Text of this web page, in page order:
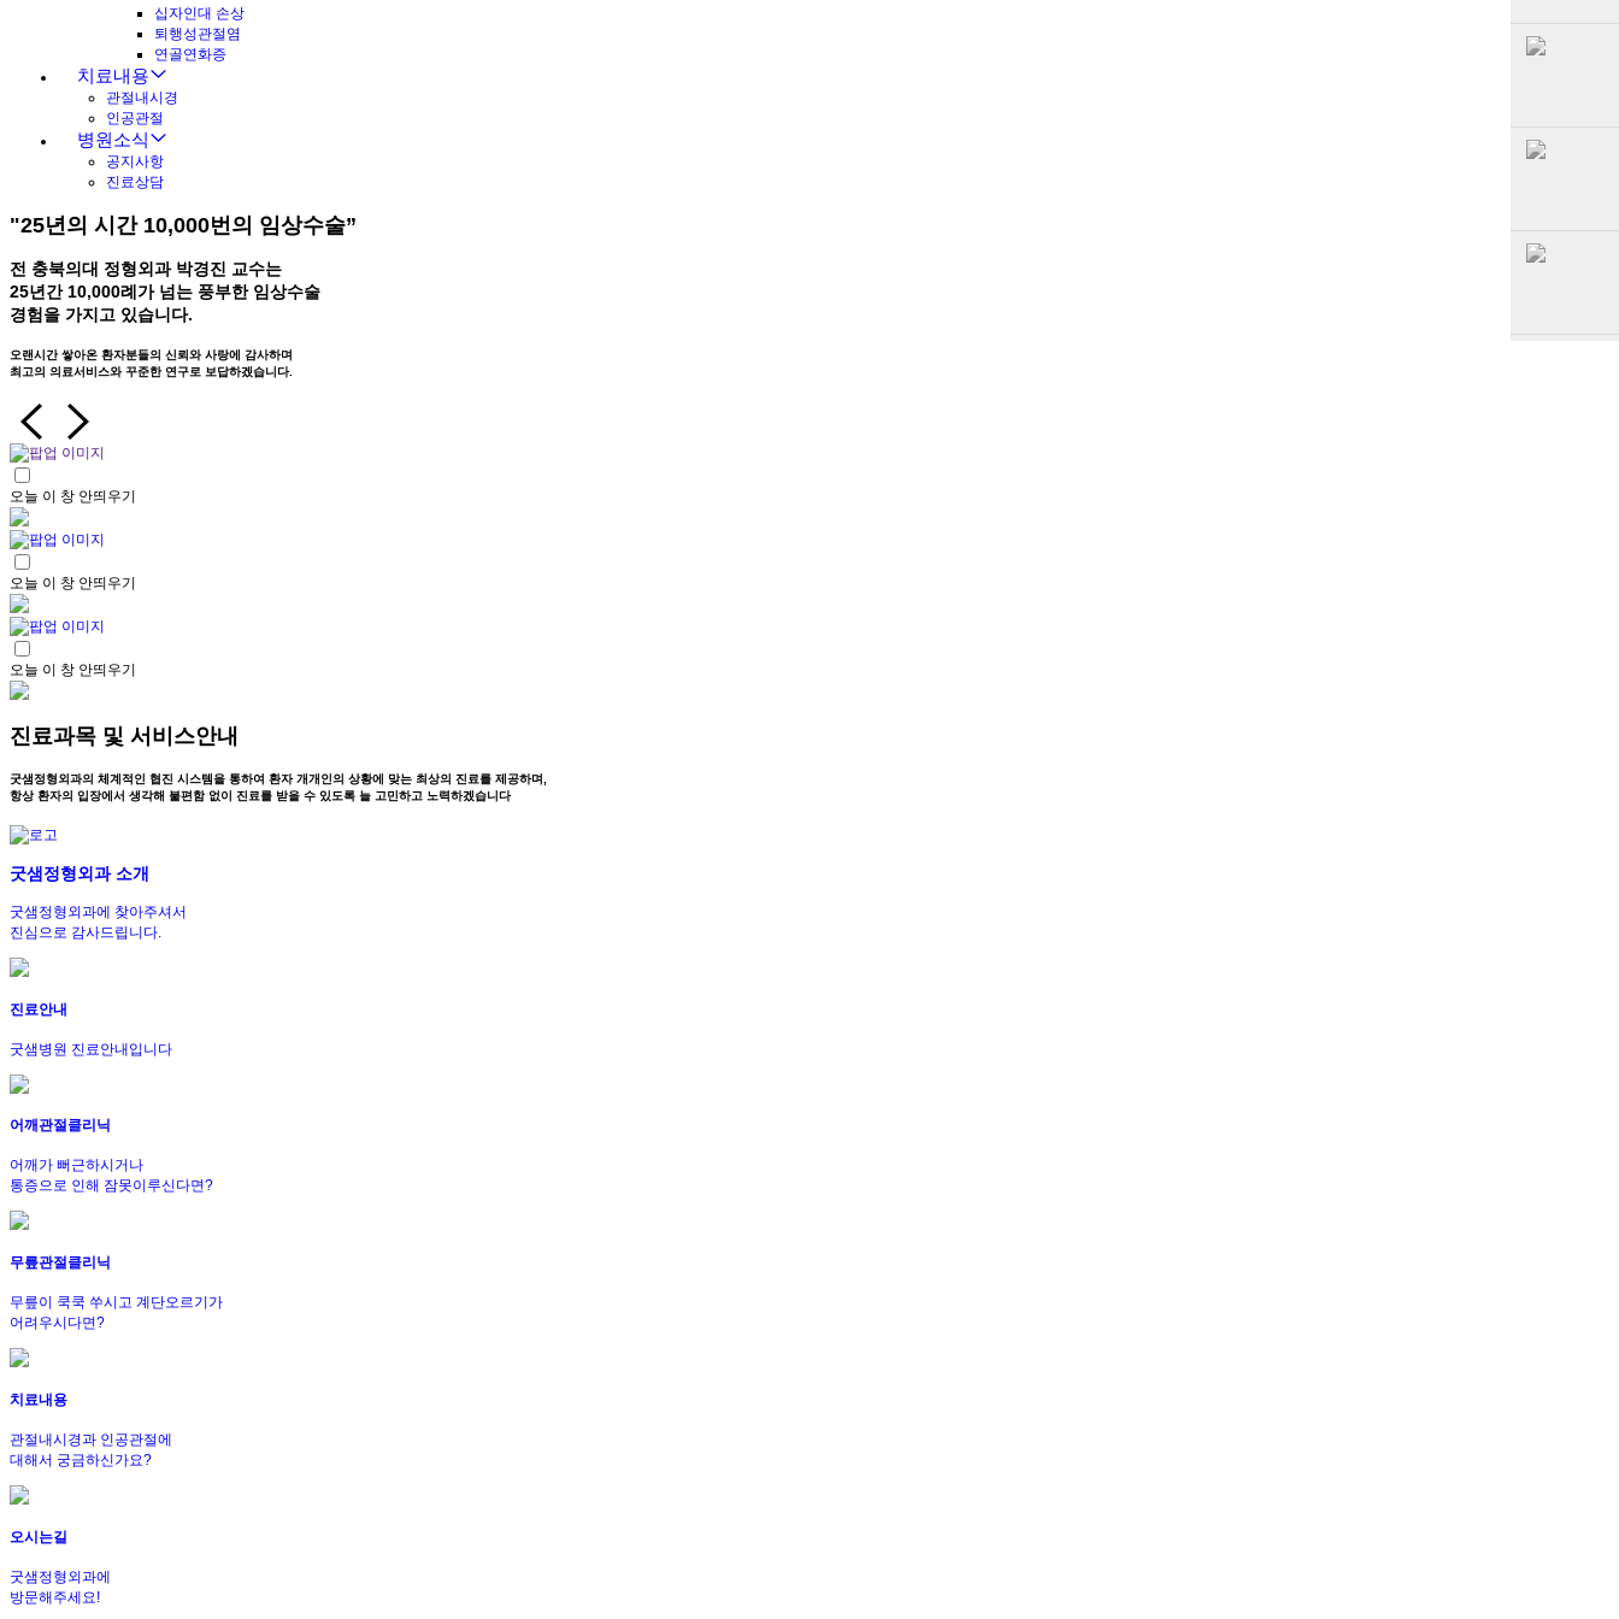
십자인대 손상
퇴행성관절염
연골연화증
치료내용
관절내시경
인공관절
병원소식
공지사항
진료상담
"25년의 시간 10,000번의 임상수술”
전 충북의대 정형외과 박경진 교수는
25년간 10,000례가 넘는 풍부한 임상수술
경험을 가지고 있습니다.
오랜시간 쌓아온 환자분들의 신뢰와 사랑에 감사하며
최고의 의료서비스와 꾸준한 연구로 보답하겠습니다.
오늘 이 창 안띄우기
오늘 이 창 안띄우기
오늘 이 창 안띄우기
진료과목 및 서비스안내
굿샘정형외과의 체계적인 협진 시스템을 통하여 환자 개개인의 상황에 맞는 최상의 진료를 제공하며,
항상 환자의 입장에서 생각해 불편함 없이 진료를 받을 수 있도록 늘 고민하고 노력하겠습니다
굿샘정형외과 소개
굿샘정형외과에 찾아주셔서
진심으로 감사드립니다.
진료안내
굿샘병원 진료안내입니다
어깨관절클리닉
어깨가 뻐근하시거나
통증으로 인해 잠못이루신다면?
무릎관절클리닉
무릎이 쿡쿡 쑤시고 계단오르기가
어려우시다면?
치료내용
관절내시경과 인공관절에
대해서 궁금하신가요?
오시는길
굿샘정형외과에
방문해주세요!